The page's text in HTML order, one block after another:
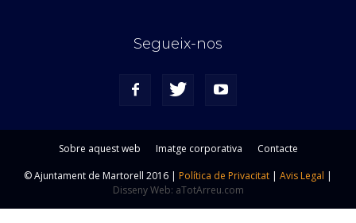
Segueix-nos
Sobre aquest web Imatge corporativa
Contacte
© Ajuntament de Martorell 2016 | Política de Privacitat | Avis Legal |
Disseny Web: aTotArreu.com